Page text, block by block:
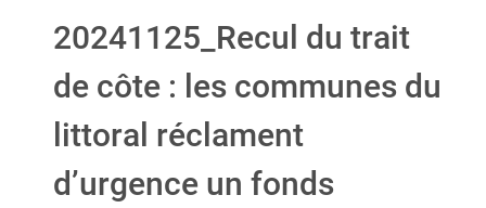
20241125_Recul du trait
de côte : les communes du
littoral réclament
d’urgence un fonds